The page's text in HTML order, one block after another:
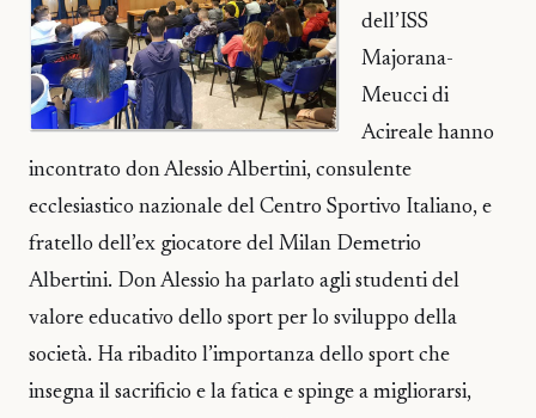
dell’ISS
Majorana-
Meucci di
Acireale hanno
incontrato don Alessio Albertini, consulente
ecclesiastico nazionale del Centro Sportivo Italiano, e
fratello dell’ex giocatore del Milan Demetrio
Albertini. Don Alessio ha parlato agli studenti del
valore educativo dello sport per lo sviluppo della
società. Ha ribadito l’importanza dello sport che
insegna il sacrificio e la fatica e spinge a migliorarsi,